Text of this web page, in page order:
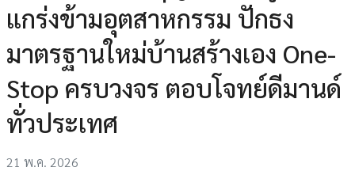
แกร่งข้ามอุตสาหกรรม ปักธง
มาตรฐานใหม่บ้านสร้างเอง One-
Stop ครบวงจร ตอบโจทย์ดีมานด์
ทั่วประเทศ
21 พ.ค. 2026